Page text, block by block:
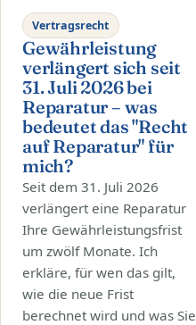
Vertragsrecht
Gewährleistung
verlängert sich seit
31. Juli 2026 bei
Reparatur – was
bedeutet das "Recht
auf Reparatur" für
mich?
Seit dem 31. Juli 2026
verlängert eine Reparatur
Ihre Gewährleistungsfrist
um zwölf Monate. Ich
erkläre, für wen das gilt,
wie die neue Frist
berechnet wird und was Sie